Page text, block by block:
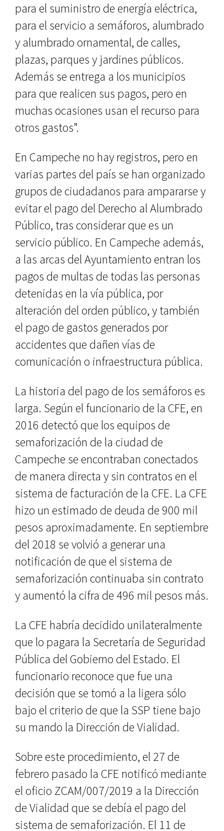
para el suministro de energía eléctrica,
para el servicio a semáforos, alumbrado
y alumbrado ornamental, de calles,
plazas, parques y jardines públicos.
Además se entrega a los municipios
para que realicen sus pagos, pero en
muchas ocasiones usan el recurso para
otros gastos”.
En Campeche no hay registros, pero en
varias partes del país se han organizado
grupos de ciudadanos para ampararse y
evitar el pago del Derecho al Alumbrado
Público, tras considerar que es un
servicio público. En Campeche además,
a las arcas del Ayuntamiento entran los
pagos de multas de todas las personas
detenidas en la vía pública, por
alteración del orden público, y también
el pago de gastos generados por
accidentes que dañen vías de
comunicación o infraestructura pública.
La historia del pago de los semáforos es
larga. Según el funcionario de la CFE, en
2016 detectó que los equipos de
semaforización de la ciudad de
Campeche se encontraban conectados
de manera directa y sin contratos en el
sistema de facturación de la CFE. La CFE
hizo un estimado de deuda de 900 mil
pesos aproximadamente. En septiembre
del 2018 se volvió a generar una
notificación de que el sistema de
semaforización continuaba sin contrato
y aumentó la cifra de 496 mil pesos más.
La CFE habría decidido unilateralmente
que lo pagara la Secretaría de Seguridad
Pública del Gobierno del Estado. El
funcionario reconoce que fue una
decisión que se tomó a la ligera sólo
bajo el criterio de que la SSP tiene bajo
su mando la Dirección de Vialidad.
Sobre este procedimiento, el 27 de
febrero pasado la CFE notificó mediante
el oficio ZCAM/007/2019 a la Dirección
de Vialidad que se debía el pago del
sistema de semaforización. El 11 de